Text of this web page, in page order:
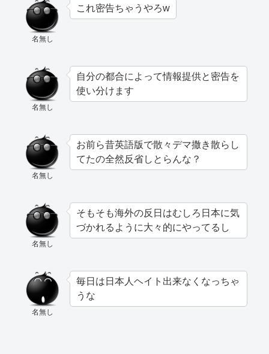
名無し
これ密告ちゃうやろw
名無し
自分の都合によって情報提供と密告を
使い分けます
名無し
お前ら昔英語版で散々デマ撒き散らし
てたの全然反省しとらんな？
名無し
そもそも海外の反日はむしろ日本に気
づかれるように大々的にやってるし
名無し
毎日は日本人ヘイト出来なくなっちゃ
うな